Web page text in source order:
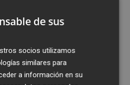
Torrellano en el mes de junio
de sus
socios utilizamos
similares para
a información en su